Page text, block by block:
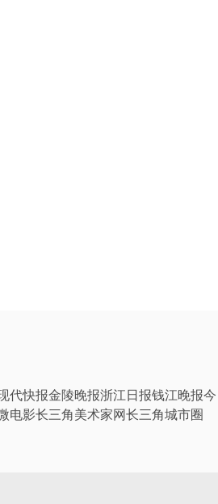
代快报金陵晚报浙江日报钱江晚报
电影长三角美术家网长三角城市圈